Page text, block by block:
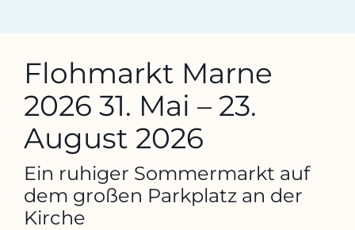
Flohmarkt Marne
2026 31. Mai – 23.
August 2026
Ein ruhiger Sommermarkt auf
dem großen Parkplatz an der
Kirche